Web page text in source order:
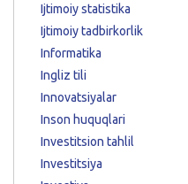
Ijtimoiy statistika
Ijtimoiy tadbirkorlik
Informatika
Ingliz tili
Innovatsiyalar
Inson huquqlari
Investitsion tahlil
Investitsiya